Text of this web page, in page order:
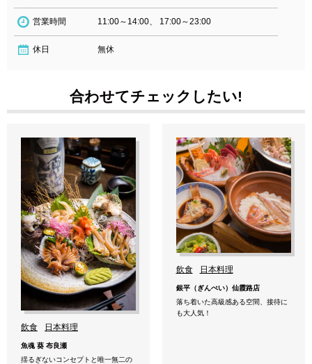
営業時間 11:00～14:00、 17:00～23:00
休日 無休
合わせてチェックしたい!
飲食 日本料理
魚魂 葵 布良瀬
揺るぎないコンセプトと唯一無二の
飲食 日本料理
銀平（ぎんぺい）仙霞路店
落ち着いた高級感ある空間、接待に
も大人気！